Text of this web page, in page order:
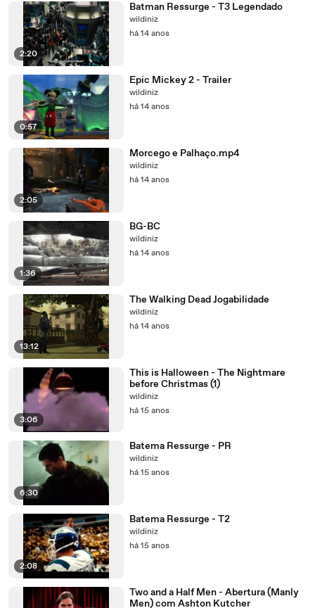
2:20
Batman Ressurge - T3 Legendado
wildiniz
há 14 anos
0:57
Epic Mickey 2 - Trailer
wildiniz
há 14 anos
2:05
Morcego e Palhaço.mp4
wildiniz
há 14 anos
1:36
BG-BC
wildiniz
há 14 anos
13:12
The Walking Dead Jogabilidade
wildiniz
há 14 anos
3:06
This is Halloween - The Nightmare
before Christmas (1)
wildiniz
há 15 anos
6:30
Batema Ressurge - PR
wildiniz
há 15 anos
2:08
Batema Ressurge - T2
wildiniz
há 15 anos
Two and a Half Men - Abertura (Manly
Men) com Ashton Kutcher